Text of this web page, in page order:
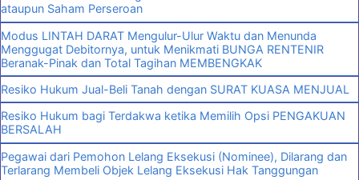
ataupun Saham Perseroan
Modus LINTAH DARAT Mengulur-Ulur Waktu dan Menunda
Menggugat Debitornya, untuk Menikmati BUNGA RENTENIR
Beranak-Pinak dan Total Tagihan MEMBENGKAK
Resiko Hukum Jual-Beli Tanah dengan SURAT KUASA MENJUAL
Resiko Hukum bagi Terdakwa ketika Memilih Opsi PENGAKUAN
BERSALAH
Pegawai dari Pemohon Lelang Eksekusi (Nominee), Dilarang dan
Terlarang Membeli Objek Lelang Eksekusi Hak Tanggungan